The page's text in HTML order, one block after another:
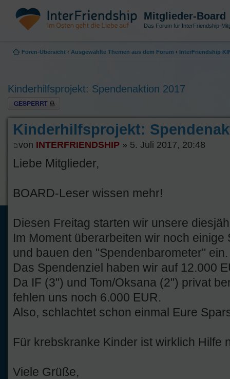
Mitglieder-Board
Das Forum für InterFriendship-
Foren-Übersicht ‹ Ausgewählte Themen aus dem Forum ‹ InterFriendship
Kinderhilfsprojekt: Spendenaktion 2017
Thema gesperrt
Kinderhilfsprojekt:
von INTERFRIENDSHIP » 5. Juli 2017, 20:48
Liebe Mitglieder,
BOARD-Leser wissen mehr!
Diesen Freitag starten wir unsere
Im Moment überarbeiten wir noch einige
und bauen den "Spendenbarometer" ein.
Das Spendenziel haben wir auf 12.000
Da IF (3") und Tom/Oksana (2") privat
fehlen uns noch 6.000 EUR.
Also, schlachtet schon einmal Eure
Für krebskranke Kinder ist wirklich Hilfe
Viele Grüße,